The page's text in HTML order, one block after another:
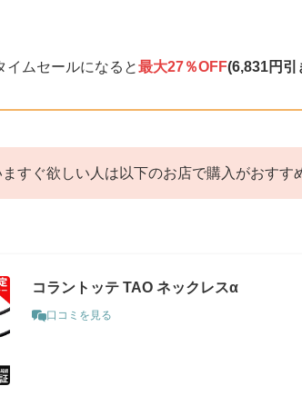
イムセールになると最大27％OFF(6,831円引
ますぐ欲しい人は以下のお店で購入がおすす
コラントッテ TAO ネックレスα
口コミを見る